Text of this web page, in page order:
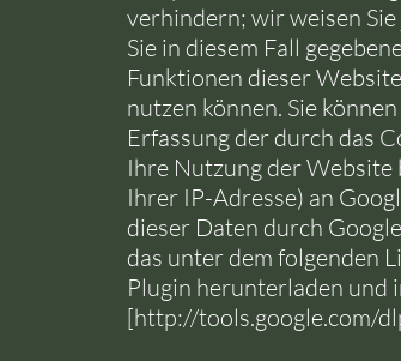
verhindern; wir weisen
Sie in diesem Fall
Funktionen dieser
nutzen können. Sie
Erfassung der durch das
Ihre Nutzung der Website
Ihrer IP-Adresse) an
dieser Daten durch
das unter dem folgenden
Plugin herunterladen und
[http://tools.google.com/